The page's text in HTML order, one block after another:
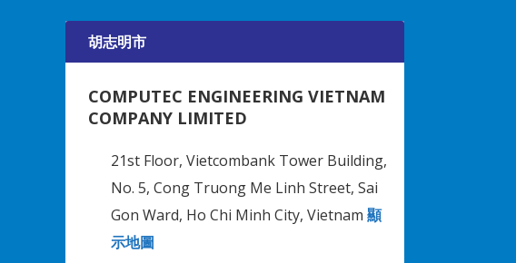
胡志明市
COMPUTEC ENGINEERING VIETNAM
COMPANY LIMITED
21st Floor, Vietcombank Tower Building,
No. 5, Cong Truong Me Linh Street, Sai
Gon Ward, Ho Chi Minh City, Vietnam 顯
示地圖